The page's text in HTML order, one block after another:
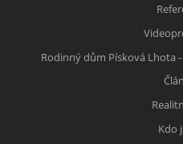
Rodinný dům Písková Lhota
Kdo